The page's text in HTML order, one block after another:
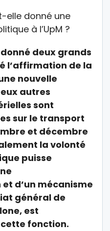
elle donné une
à l’UpM ?
deux grands
l’affirmation de la
nouvelle
autres
sont
sur le transport
et décembre
la volonté
puisse
d’un mécanisme
général de
est
fonction.